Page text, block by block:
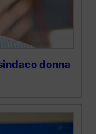
donna